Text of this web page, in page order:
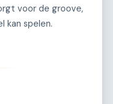
voor de groove,
kan spelen.